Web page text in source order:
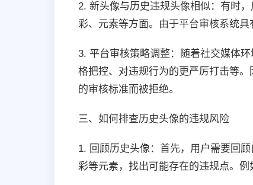
2. 新头像与历史违规头像相似：有时
彩、元素等方面。由于平台审核系统
3. 平台审核策略调整：随着社交媒体
格把控、对违规行为的更严厉打击等
的审核标准而被拒绝。
三、如何排查历史头像的违规风险
1. 回顾历史头像：首先，用户需要回
彩等元素，找出可能存在的违规点。